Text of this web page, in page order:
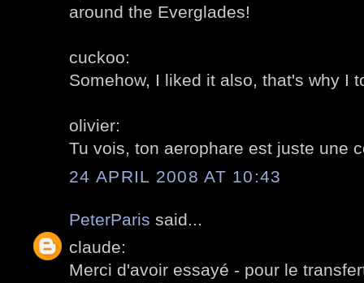
around the Everglades!
cuckoo:
Somehow, I liked it also, that's why I
olivier:
Tu vois, ton aerophare est juste une
24 APRIL 2008 AT 10:43
PeterParis said...
claude:
Merci d'avoir essayé - pour le